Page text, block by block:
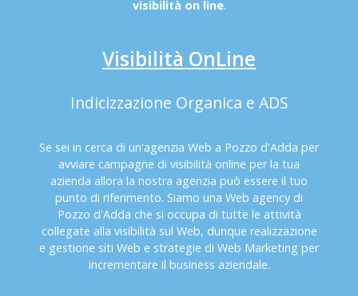
visibilità on line.
Visibilità OnLine
Indicizzazione Organica e ADS
Se sei in cerca di un'agenzia Web a Pozzo d'Adda per
avviare campagne di visibilità online per la tua
azienda allora la nostra agenzia può essere il tuo
punto di riferimento. Siamo una Web agency di
Pozzo d'Adda che si occupa di tutte le attività
collegate alla visibilità sul Web, dunque realizzazione
e gestione siti Web e strategie di Web Marketing per
incrementare il business aziendale.